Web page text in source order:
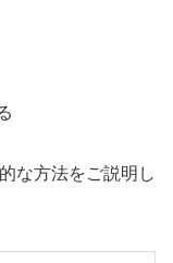
な方法をご説明し